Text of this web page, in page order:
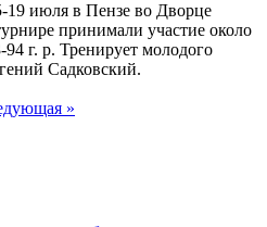
19 июля в Пензе во Дворце
принимали участие около
г. р. Тренирует молодого
Садковский.
»